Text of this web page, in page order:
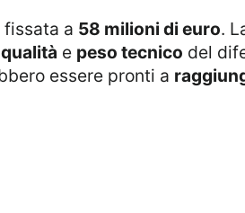
fissata a 58 milioni di euro.
qualità e peso tecnico del
essere pronti a